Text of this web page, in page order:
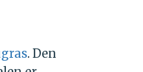
. Den